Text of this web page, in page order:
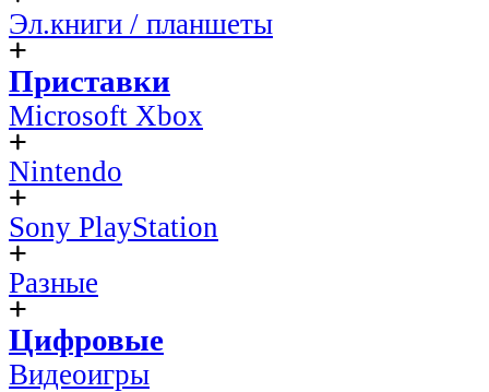
Эл.книги / планшеты
Приставки
Microsoft Xbox
Nintendo
Sony PlayStation
Разные
Цифровые
Видеоигры